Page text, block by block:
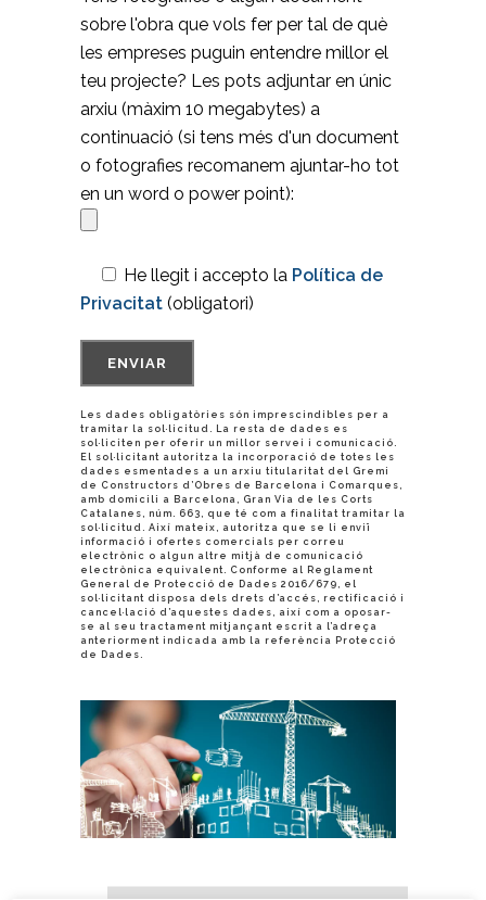
sobre l'obra que vols fer per tal de què
les empreses puguin entendre millor el
teu projecte? Les pots adjuntar en únic
arxiu (màxim 10 megabytes) a
continuació (si tens més d'un document
o fotografies recomanem ajuntar-ho tot
en un word o power point):
He llegit i accepto la Política de
Privacitat (obligatori)
Les dades obligatòries són imprescindibles per a
tramitar la sol·licitud. La resta de dades es
sol·liciten per oferir un millor servei i comunicació.
El sol·licitant autoritza la incorporació de totes les
dades esmentades a un arxiu titularitat del Gremi
de Constructors d’Obres de Barcelona i Comarques,
amb domicili a Barcelona, Gran Via de les Corts
Catalanes, núm. 663, que té com a finalitat tramitar la
sol·licitud. Així mateix, autoritza que se li enviï
informació i ofertes comercials per correu
electrònic o algun altre mitjà de comunicació
electrònica equivalent. Conforme al Reglament
General de Protecció de Dades 2016/679, el
sol·licitant disposa dels drets d’accés, rectificació i
cancel·lació d’aquestes dades, així com a oposar-
se al seu tractament mitjançant escrit a l’adreça
anteriorment indicada amb la referència Protecció
de Dades.